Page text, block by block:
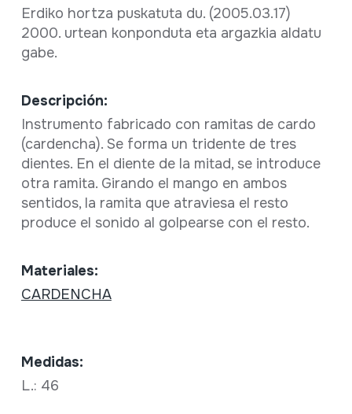
Erdiko hortza puskatuta du. (2005.03.17)
2000. urtean konponduta eta argazkia aldatu
gabe.
Descripción:
Instrumento fabricado con ramitas de cardo
(cardencha). Se forma un tridente de tres
dientes. En el diente de la mitad, se introduce
otra ramita. Girando el mango en ambos
sentidos, la ramita que atraviesa el resto
produce el sonido al golpearse con el resto.
Materiales:
CARDENCHA
Medidas:
L.: 46